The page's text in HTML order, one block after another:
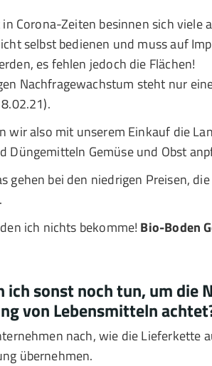
in Corona-Zeiten besinnen sich viele
selbst bedienen und muss auf
es fehlen jedoch die Flächen!
Nachfragewachstum steht nur
wir also mit unserem Einkauf die
Düngemitteln Gemüse und Obst
gehen bei den niedrigen Preisen,
ich nichts bekomme! Bio-Boden
ich sonst noch tun, um
von Lebensmitteln
nach, wie die Lieferkette
übernehmen.